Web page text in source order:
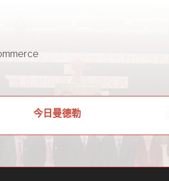
今日曼德勒